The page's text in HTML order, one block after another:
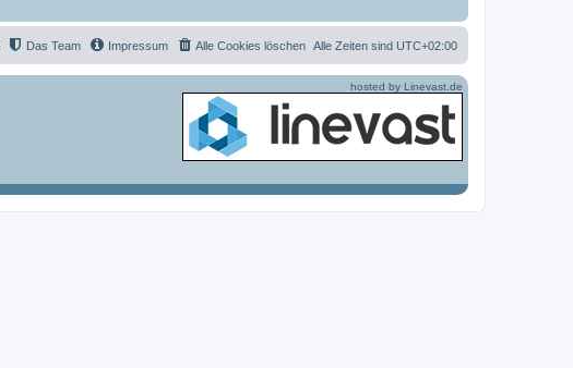
Alle Zeiten sind UTC+02:00
Alle Cookies löschen
Impressum
Das Team
hosted by Linevast.de